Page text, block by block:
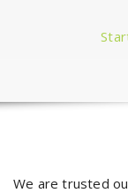
We are trusted